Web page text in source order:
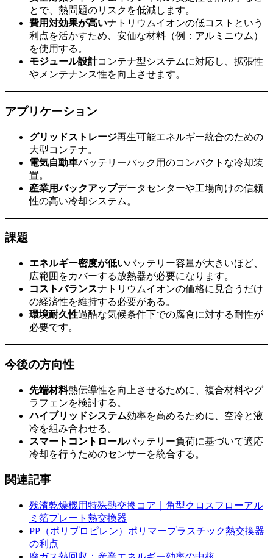
とで、熱問題のリスクを低減します。
費用対効果が高いナトリウムイオンの低コストという
利点を活かすため、安価な材料（例：アルミニウム）
を使用する。
モジュール設計コンテナ型システムに対応し、拡張性
やメンテナンス性を向上させます。
アプリケーション
グリッドストレージ再生可能エネルギー統合のための
大型コンテナ。
電気自動車バッテリーパック用のコンパクトな冷却装
置。
産業用バックアップデータセンターや工場向けの信頼
性の高い冷却システム。
課題
エネルギー密度が低いバッテリー容量が大きいほど、
広範囲をカバーする放熱器が必要になります。
コストバランスナトリウムイオンの価格に見合うだけ
の経済性を維持する必要がある。
環境耐久性過酷な気候条件下での腐食に対する耐性が
必要です。
今後の方向性
先端材料熱伝導性を向上させるために、複合材料やグ
ラフェンを検討する。
ハイブリッドシステム効率を高めるために、空冷と液
冷を組み合わせる。
スマートコントロールバッテリー負荷に基づいて適応
冷却を行うためのセンサーを統合する。
関連記事
残渣乾燥機用特殊熱交換コア｜角型クロスフローアル
ミ箔プレート熱交換器
PP（ポリプロピレン）ポリマープラスチック熱交換器
の利点